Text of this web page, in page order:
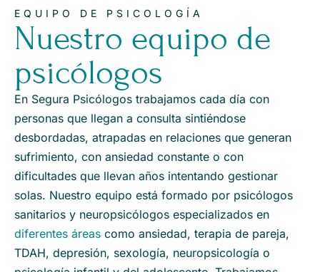
EQUIPO DE PSICOLOGÍA
Nuestro equipo de
psicólogos
En Segura Psicólogos trabajamos cada día con
personas que llegan a consulta sintiéndose
desbordadas, atrapadas en relaciones que generan
sufrimiento, con ansiedad constante o con
dificultades que llevan años intentando gestionar
solas. Nuestro equipo está formado por psicólogos
sanitarios y neuropsicólogos especializados en
diferentes áreas como ansiedad, terapia de pareja,
TDAH, depresión, sexología, neuropsicología o